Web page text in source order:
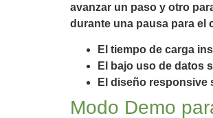
avanzar un paso y otro
durante una pausa para el
El tiempo de carga
El bajo uso de datos
El diseño responsive
Modo Demo